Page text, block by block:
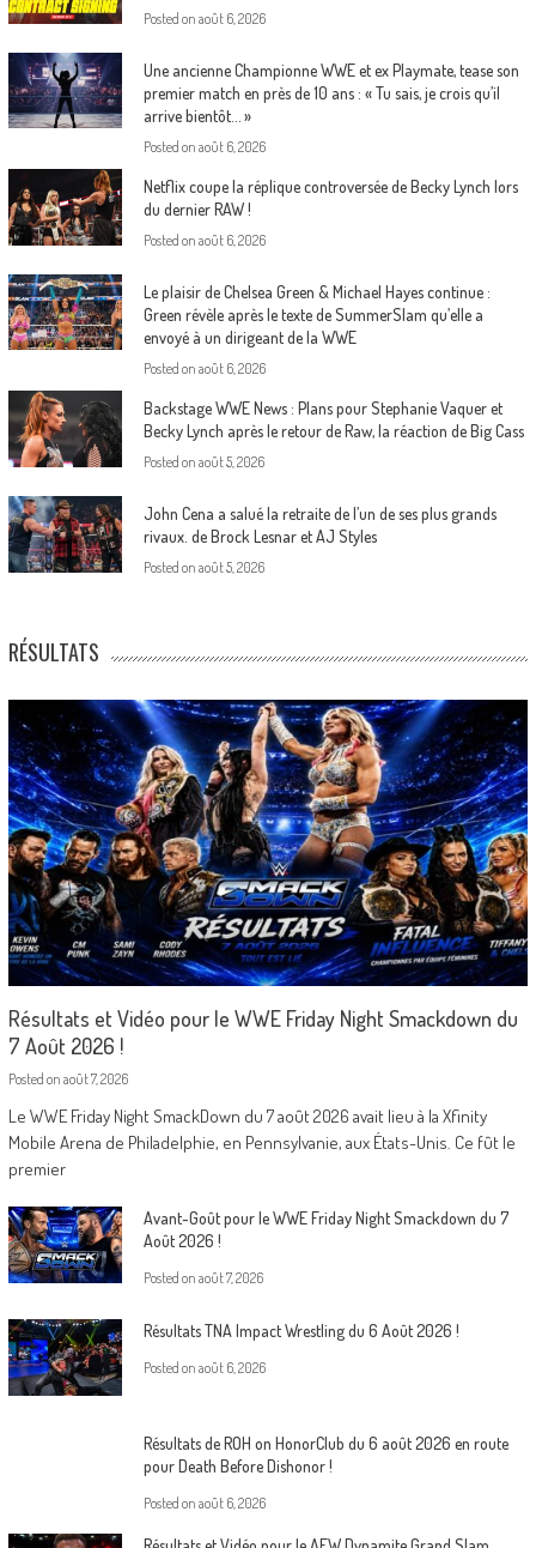
Posted on août 6, 2026
Une ancienne Championne WWE et ex Playmate, tease son
premier match en près de 10 ans : « Tu sais, je crois qu’il
arrive bientôt… »
Posted on août 6, 2026
Netflix coupe la réplique controversée de Becky Lynch lors
du dernier RAW !
Posted on août 6, 2026
Le plaisir de Chelsea Green & Michael Hayes continue :
Green révèle après le texte de SummerSlam qu’elle a
envoyé à un dirigeant de la WWE
Posted on août 6, 2026
Backstage WWE News : Plans pour Stephanie Vaquer et
Becky Lynch après le retour de Raw, la réaction de Big Cass
Posted on août 5, 2026
John Cena a salué la retraite de l’un de ses plus grands
rivaux. de Brock Lesnar et AJ Styles
Posted on août 5, 2026
RÉSULTATS
Résultats et Vidéo pour le WWE Friday Night Smackdown du
7 Août 2026 !
Posted on août 7, 2026
Le WWE Friday Night SmackDown du 7 août 2026 avait lieu à la Xfinity
Mobile Arena de Philadelphie, en Pennsylvanie, aux États-Unis. Ce fût le
premier
Avant-Goût pour le WWE Friday Night Smackdown du 7
Août 2026 !
Posted on août 7, 2026
Résultats TNA Impact Wrestling du 6 Août 2026 !
Posted on août 6, 2026
Résultats de ROH on HonorClub du 6 août 2026 en route
pour Death Before Dishonor !
Posted on août 6, 2026